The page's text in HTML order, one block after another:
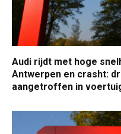
Audi rijdt met hoge
Antwerpen en crasht:
aangetroffen in